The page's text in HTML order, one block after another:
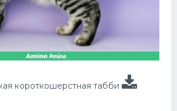
короткошерстная табби